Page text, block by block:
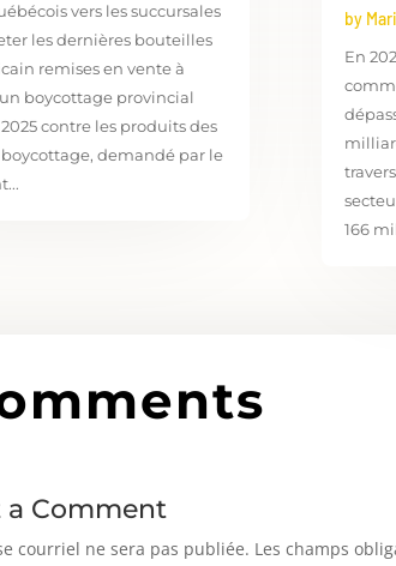
vers les succursales
les dernières bouteilles
remises en vente à
boycottage provincial
contre les produits des
boycottage, demandé par le
by
En
166
a Comment
courriel ne sera pas publiée. Les champs